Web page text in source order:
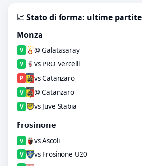
📈 Stato di forma: ultime partite
Monza
V @ Galatasaray
V vs PRO Vercelli
P vs Catanzaro
V @ Catanzaro
V vs Juve Stabia
Frosinone
V vs Ascoli
V vs Frosinone U20